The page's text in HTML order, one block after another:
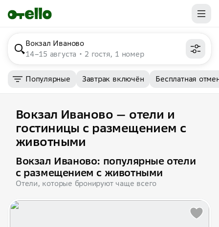
Вокзал Иваново
14–15 августа
2 гостя, 1 номер
Популярные Завтрак включён Бесплатная
Вокзал Иваново — отели и
гостиницы с размещением с
животными
Вокзал Иваново: популярные отели
с размещением с животными
Отели, которые бронируют чаще всего